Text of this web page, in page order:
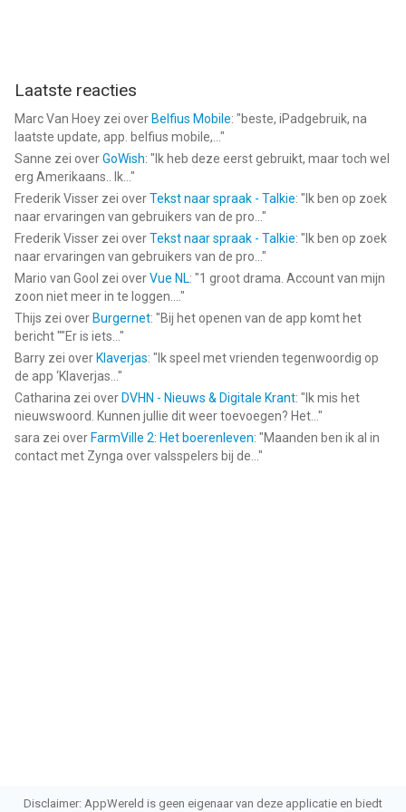
Laatste reacties
Marc Van Hoey zei over Belfius Mobile: "beste, iPadgebruik, na
laatste update, app. belfius mobile,... "
Sanne zei overGoWish: " Ik heb deze eerst gebruikt, maar toch wel
erg Amerikaans.. Ik... "
Frederik Visser zei overTekst naar spraak - Talkie: " Ik ben op zoek
naar ervaringen van gebruikers van de pro... "
Frederik Visser zei overTekst naar spraak - Talkie: " Ik ben op zoek
naar ervaringen van gebruikers van de pro... "
Mario van Gool zei overVue NL: "1 groot drama. Account van mijn
zoon niet meer in te loggen.... "
Thijs zei over Burgernet: "Bij het openen van de app komt het
bericht ""Er is iets... "
Barry zei over Klaverjas: " Ik speel met vrienden tegenwoordig op
de app ‘Klaverjas... "
Catharina zei over DVHN - Nieuws & Digitale Krant: " Ik mis het
nieuwswoord. Kunnen jullie dit weer toevoegen? Het... "
sara zei over FarmVille 2: Het boerenleven: "Maanden ben ik al in
contact met Zynga over valsspelers bij de... "
Disclaimer: AppWereld is geen eigenaar van deze applicatie en biedt